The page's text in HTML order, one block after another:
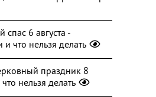
спас 6 августа -
и что нельзя делать
праздник 8
что нельзя делать